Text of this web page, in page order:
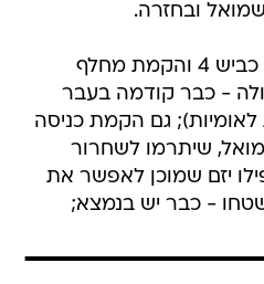
ובחזרה.
נדגיש כי תכנית להרחבת כביש 4 והקמת מחלף
- כבר קודמה בעבר
גם הקמת כניסה
שיתרמו לשחרור
יזם שמוכן לאפשר את
- כבר יש בנמצא;